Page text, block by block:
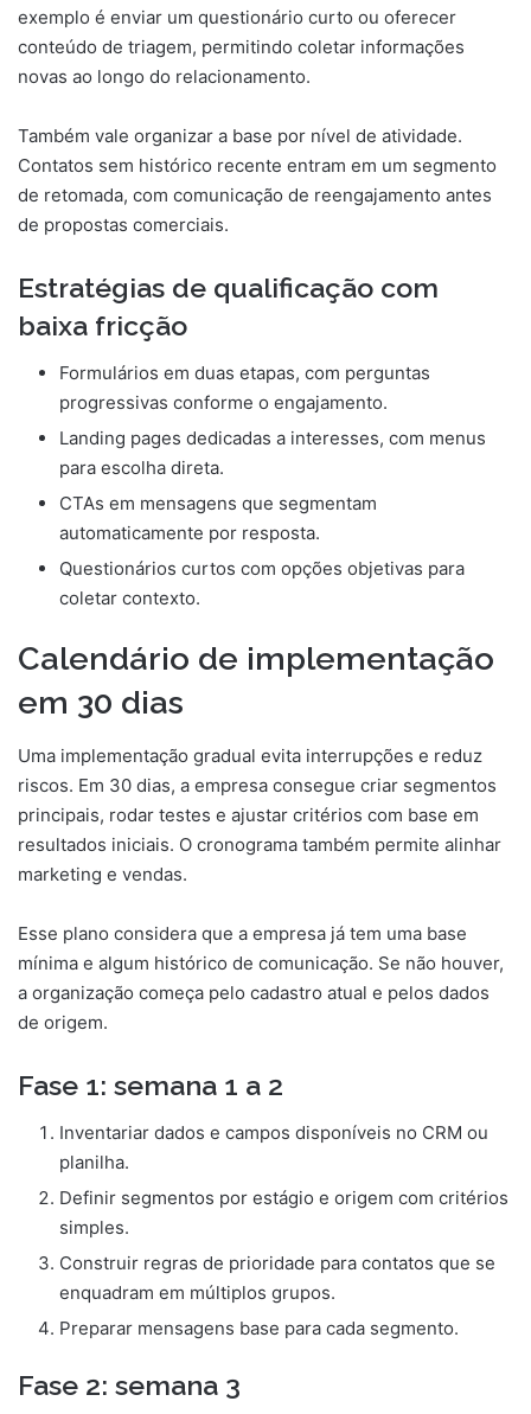
exemplo é enviar um questionário curto ou oferecer
conteúdo de triagem, permitindo coletar informações
novas ao longo do relacionamento.
Também vale organizar a base por nível de atividade.
Contatos sem histórico recente entram em um segmento
de retomada, com comunicação de reengajamento antes
de propostas comerciais.
Estratégias de qualificação com
baixa fricção
Formulários em duas etapas, com perguntas
progressivas conforme o engajamento.
Landing pages dedicadas a interesses, com menus
para escolha direta.
CTAs em mensagens que segmentam
automaticamente por resposta.
Questionários curtos com opções objetivas para
coletar contexto.
Calendário de implementação
em 30 dias
Uma implementação gradual evita interrupções e reduz
riscos. Em 30 dias, a empresa consegue criar segmentos
principais, rodar testes e ajustar critérios com base em
resultados iniciais. O cronograma também permite alinhar
marketing e vendas.
Esse plano considera que a empresa já tem uma base
mínima e algum histórico de comunicação. Se não houver,
a organização começa pelo cadastro atual e pelos dados
de origem.
Fase 1: semana 1 a 2
Inventariar dados e campos disponíveis no CRM ou
planilha.
Definir segmentos por estágio e origem com critérios
simples.
Construir regras de prioridade para contatos que se
enquadram em múltiplos grupos.
Preparar mensagens base para cada segmento.
Fase 2: semana 3